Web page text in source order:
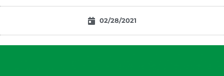
02/28/2021